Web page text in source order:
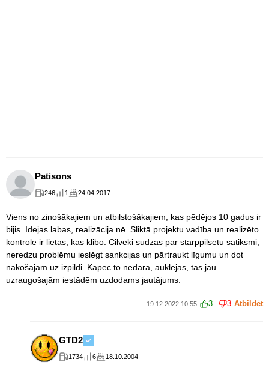
Patisons
246 1 24.04.2017
Viens no zinošākajiem un atbilstošākajiem, kas pēdējos 10 gadus ir
bijis. Idejas labas, realizācija nē. Sliktā projektu vadība un realizēto
kontrole ir lietas, kas klibo. Cilvēki sūdzas par starppilsētu satiksmi,
neredzu problēmu ieslēgt sankcijas un pārtraukt līgumu un dot
nākošajam uz izpildi. Kāpēc to nedara, auklējas, tas jau
uzraugošajām iestādēm uzdodams jautājums.
19.12.2022 10:55 3 3 Atbildēt
GTD2
1734 6 18.10.2004